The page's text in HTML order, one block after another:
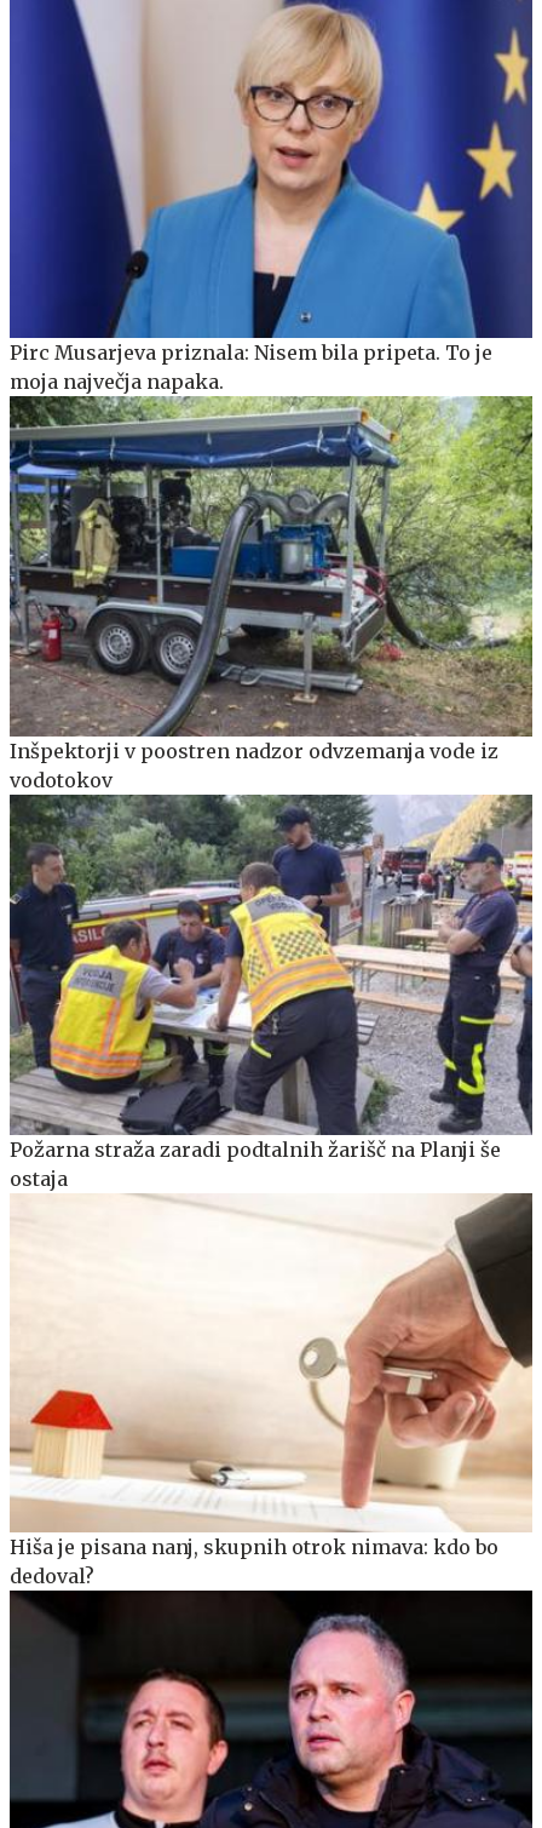
Pirc Musarjeva priznala: Nisem bila pripeta. To je
moja največja napaka.
Inšpektorji v poostren nadzor odvzemanja vode iz
vodotokov
Požarna straža zaradi podtalnih žarišč na Planji še
ostaja
Hiša je pisana nanj, skupnih otrok nimava: kdo bo
dedoval?